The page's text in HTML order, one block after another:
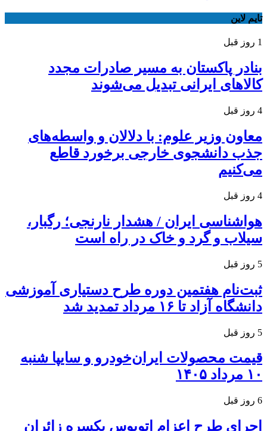
تایم لاین
1 روز قبل
بنادر پاکستان به مسیر صادرات مجدد
کالاهای ایرانی تبدیل می‌شوند
4 روز قبل
معاون وزیر علوم: با دلالان و واسطه‌های
جذب دانشجوی خارجی برخورد قاطع
می‌کنیم
4 روز قبل
هواشناسی ایران / هشدار نارنجی؛ رگبار،
سیلاب و گرد و خاک در راه است
5 روز قبل
ثبت‌نام هفتمین دوره طرح دستیاری آموزشی
دانشگاه آزاد تا ۱۶ مرداد تمدید شد
5 روز قبل
قیمت محصولات ایران‌خودرو و سایپا شنبه
۱۰ مرداد ۱۴۰۵
6 روز قبل
اجرای طرح اعزام اتوبوس یکسره زائران